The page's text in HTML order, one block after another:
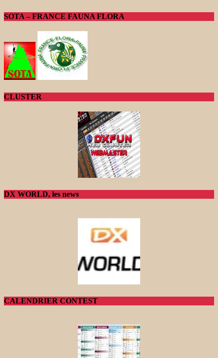
SOTA – FRANCE FAUNA FLORA
CLUSTER
DX WORLD, les news
CALENDRIER CONTEST